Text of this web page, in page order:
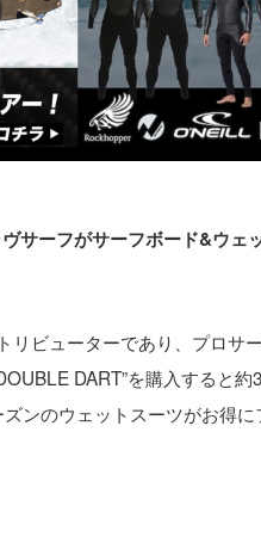
サーフがサーフボード&ウェ
ビューターであり、プロサ
DART”を購入すると
ンのウェットスーツがお得